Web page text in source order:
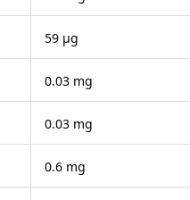
59 μg
0.03 mg
0.03 mg
0.6 mg